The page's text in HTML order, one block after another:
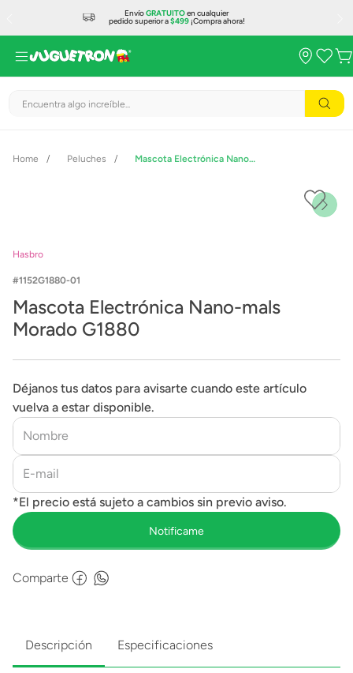
EnvíoGRATUITOen cualquier
pedido superior a$499¡Compra ahora!
Encuentra algo increíble...
Peluches Mascota Electrónica Nano-mals Morado G1880
Hasbro
1152G1880-01
Mascota Electrónica Nano-mals
Morado G1880
Déjanos tus datos para avisarte cuando este artículo
vuelva a estar disponible.
Comparte
Descripción Especificaciones